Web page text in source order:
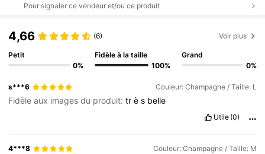
Pour signaler ce vendeur et/ou ce produit
4,66 (6) Voir plus
Petit
0%
Fidèle à la taille
100%
Grand
0%
s***6 Couleur: Champagne / Taille: L
Fidèle aux images du produit:très belle
Utile (0)
4***8 Couleur: Champagne / Taille: M